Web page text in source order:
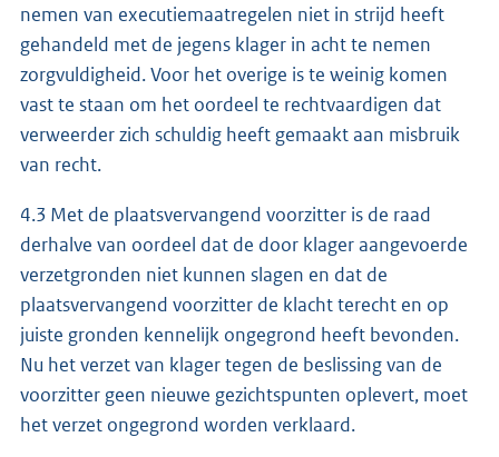
nemen van executiemaatregelen niet in strijd heeft
gehandeld met de jegens klager in acht te nemen
zorgvuldigheid. Voor het overige is te weinig komen
vast te staan om het oordeel te rechtvaardigen dat
verweerder zich schuldig heeft gemaakt aan misbruik
van recht.
4.3 Met de plaatsvervangend voorzitter is de raad
derhalve van oordeel dat de door klager aangevoerde
verzetgronden niet kunnen slagen en dat de
plaatsvervangend voorzitter de klacht terecht en op
juiste gronden kennelijk ongegrond heeft bevonden.
Nu het verzet van klager tegen de beslissing van de
voorzitter geen nieuwe gezichtspunten oplevert, moet
het verzet ongegrond worden verklaard.